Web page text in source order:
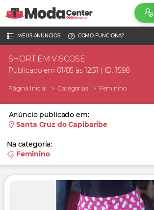
MEUS ANÚNCIOS
COMO FUNCIONA?
SHORT EM VISCOSE
Publicado em 01/05 às 12:31 | ID. 1598
Página Inicial Categorias Feminino
Anúncio publicado em:
Santa Cruz do Capibaribe
Na categoria:
Feminino